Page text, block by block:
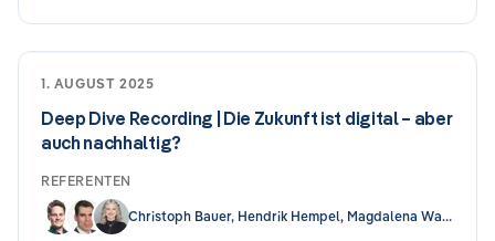
1. AUGUST 2025
Deep Dive Recording | Die Zukunft ist digital – aber
auch nachhaltig?
REFERENTEN
Christoph Bauer, Hendrik Hempel, Magdalena Wallis